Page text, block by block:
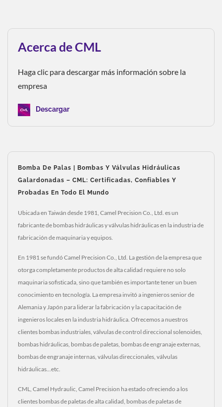
Acerca de CML
Haga clic para descargar más información sobre la
empresa
Descargar
Bomba De Palas | Bombas Y Válvulas Hidráulicas
Galardonadas – CML: Certificadas, Confiables Y
Probadas En Todo El Mundo
Ubicada en Taiwán desde 1981, Camel Precision Co., Ltd. es un
fabricante de bombas hidráulicas y válvulas hidráulicas en la industria de
fabricación de maquinaria y equipos.
En 1981 se fundó Camel Precision Co., Ltd. La gestión de la empresa que
otorga completamente productos de alta calidad requiere no solo
maquinaria sofisticada, sino que también es importante tener un buen
conocimiento en tecnología. La empresa invitó a ingenieros senior de
Alemania y Japón para liderar la fabricación y la capacitación de
ingenieros locales en la industria hidráulica. Ofrecemos a nuestros
clientes bombas industriales, válvulas de control direccional solenoides,
bombas hidráulicas, bombas de paletas, bombas de engranaje externas,
bombas de engranaje internas, válvulas direccionales, válvulas
hidráulicas...etc.
CML, Camel Hydraulic, Camel Precision ha estado ofreciendo a los
clientes bombas de paletas de alta calidad, bombas de paletas de